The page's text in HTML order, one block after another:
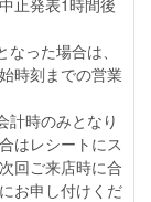
止発表1時間後
った場合は、
時刻までの営業
計時のみとなり
はレシートにス
回ご来店時に合
お申し付けくだ